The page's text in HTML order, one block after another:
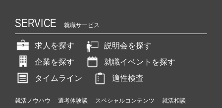
SERVICE 就職サービス
求人を探す
説明会を探す
企業を探す
就職イベントを探す
タイムライン
適性検査
就活ノウハウ 選考体験談 スペシャルコンテンツ
就活相談